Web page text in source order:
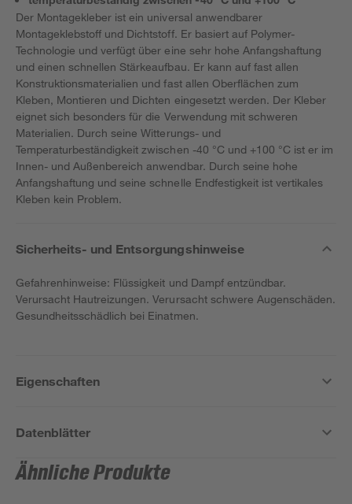
Der Montagekleber ist ein universal anwendbarer
Montageklebstoff und Dichtstoff. Er basiert auf Polymer-
Technologie und verfügt über eine sehr hohe Anfangshaftung
und einen schnellen Stärkeaufbau. Er kann auf fast allen
Konstruktionsmaterialien und fast allen Oberflächen zum
Kleben, Montieren und Dichten eingesetzt werden. Der Kleber
eignet sich besonders für die Verwendung mit schweren
Materialien. Durch seine Witterungs- und
Temperaturbeständigkeit zwischen -40 °C und +100 °C ist er im
Innen- und Außenbereich anwendbar. Durch seine hohe
Anfangshaftung und seine schnelle Endfestigkeit ist vertikales
Kleben kein Problem.
Sicherheits- und Entsorgungshinweise
Gefahrenhinweise: Flüssigkeit und Dampf entzündbar.
Verursacht Hautreizungen. Verursacht schwere Augenschäden.
Gesundheitsschädlich bei Einatmen.
Eigenschaften
Datenblätter
Ähnliche Produkte